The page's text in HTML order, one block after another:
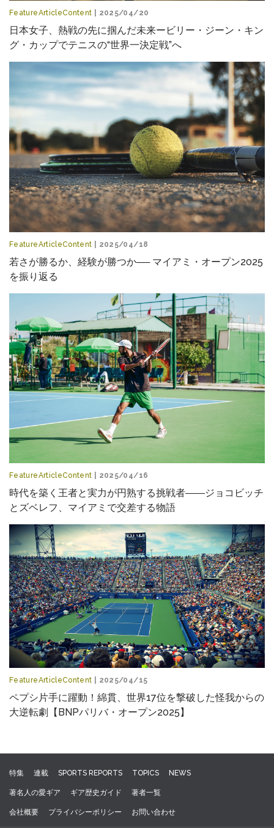
FeatureArticleContent | 2025/04/20
日本女子、熱戦の先に掴んだ未来ービリー・ジーン・キン
グ・カップでテニスの“世界一決定戦”へ
FeatureArticleContent | 2025/04/18
若さが勝るか、経験が勝つか── マイアミ・オープン2025
を振り返る
FeatureArticleContent | 2025/04/16
時代を築く王者と実力が円熟する挑戦者――ジョコビッチ
とズベレフ、マイアミで交差する物語
FeatureArticleContent | 2025/04/15
ペプシ片手に躍動！綿貫、世界17位を撃破した怪我からの
大逆転劇【BNPパリバ・オープン2025】
特集 連載 SPORTS REPORTS TOPICS NEWS
著名人の愛ギア ギア歴史ガイド 著者一覧
会社概要 プライバシーポリシー お問い合わせ